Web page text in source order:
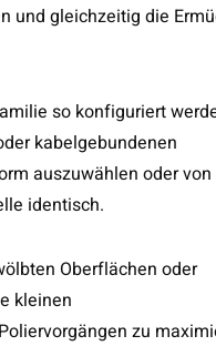
und gleichzeitig die
so konfiguriert
kabelgebundenen
auszuwählen oder
identisch.
Oberflächen oder
kleinen
zu